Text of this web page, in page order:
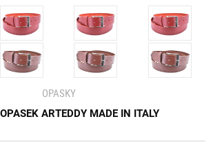
OPASKY
ARTEDDY MADE IN ITALY